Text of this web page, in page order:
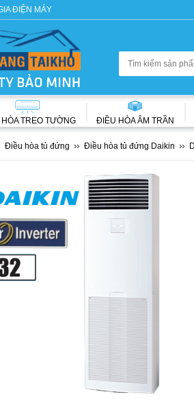
ĐIỆN MÁY
TREO TƯỜNG ĐIỀU HÒA ÂM TRẦN
Điều hòa tủ đứng Điều hòa tủ đứng Daikin